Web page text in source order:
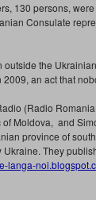
130 persons,
Consulate
the
an act that
(Radio
Moldova, and
province of
They
langa-